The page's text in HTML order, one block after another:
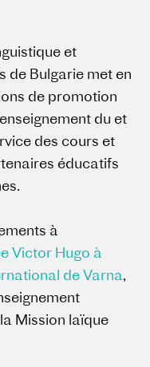
et
de Bulgarie met en
de promotion
du et
des cours et
éducatifs
à
Victor Hugo à
de Varna,
Mission laïque